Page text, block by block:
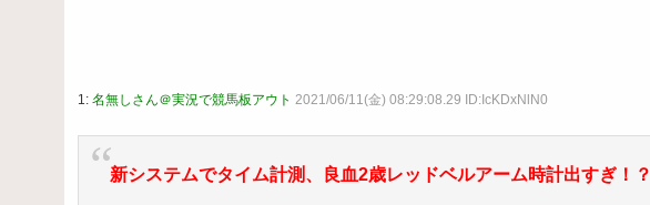
1: 名無しさん＠実況で競馬板アウト 2021/06/11(金) 08:29:08.29 ID:IcKDxNlN0
新システムでタイム計測、良血2歳レッドベルアーム時計出すぎ！？